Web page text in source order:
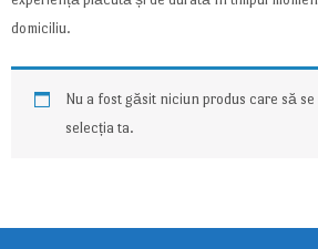
domiciliu.
Nu a fost găsit niciun produs care să
selecția ta.